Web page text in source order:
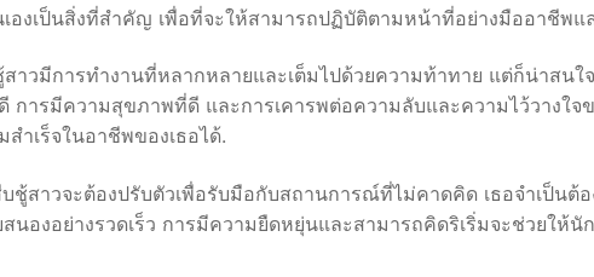
งเป็นสิ่งที่สำคัญ เพื่อที่จะให้สามารถปฏิบัติตามหน้าที่อย่างมืออาชีพแ
าวมีการทำงานที่หลากหลายและเต็มไปด้วยความท้าทาย แต่ก็น่าสนใ
การมีความสุขภาพที่ดี และการเคารพต่อความลับและความไว้วางใจ
ำเร็จในอาชีพของเธอได้.
สาวจะต้องปรับตัวเพื่อรับมือกับสถานการณ์ที่ไม่คาดคิด เธอจำเป็นต้
องอย่างรวดเร็ว การมีความยืดหยุ่นและสามารถคิดริเริ่มจะช่วยให้นั